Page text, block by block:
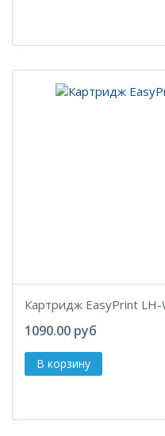
Картридж EasyPrint LH-
1090.00 руб